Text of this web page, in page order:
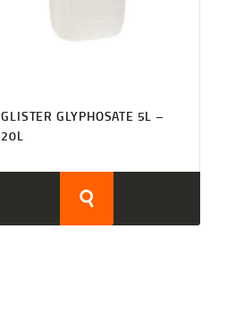
GLISTER GLYPHOSATE 5L –
20L